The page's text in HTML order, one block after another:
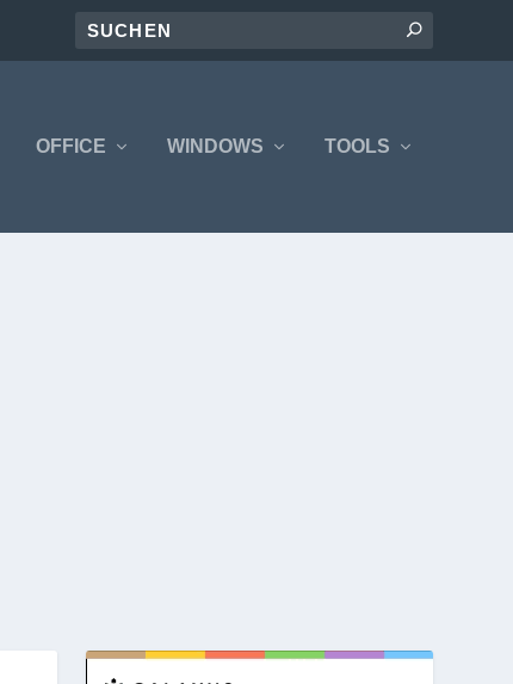
OFFICE WINDOWS TOOLS